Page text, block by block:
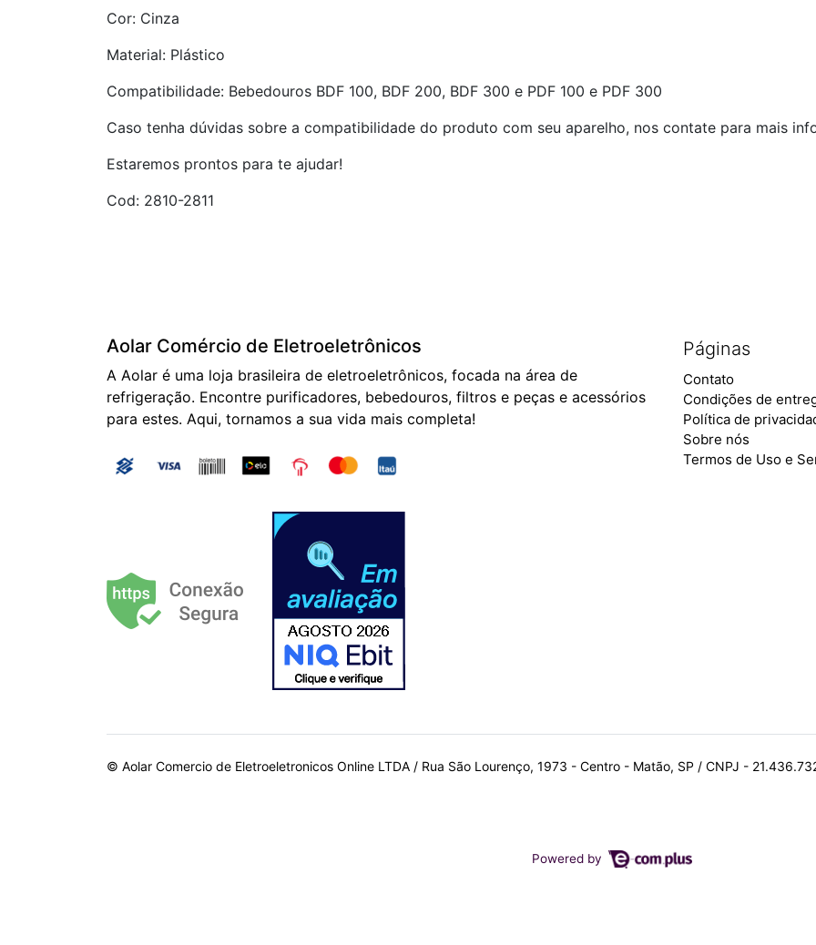
Cor: Cinza
Material: Plástico
Compatibilidade: Bebedouros BDF 100, BDF 200, BDF 300 e PDF 100 e PDF 300
Caso tenha dúvidas sobre a compatibilidade do produto com seu aparelho, nos contate para mais
Estaremos prontos para te ajudar!
Cod: 2810-2811
Páginas
Contato
Condições de
Política de
Sobre nós
Termos de Uso e
Aolar Comércio de Eletroeletrônicos
A Aolar é uma loja brasileira de eletroeletrônicos, focada na área de
refrigeração. Encontre purificadores, bebedouros, filtros e peças e acessórios
para estes. Aqui, tornamos a sua vida mais completa!
© Aolar Comercio de Eletroeletronicos Online LTDA / Rua São Lourenço, 1973 - Centro - Matão, SP / CNPJ -
Powered by